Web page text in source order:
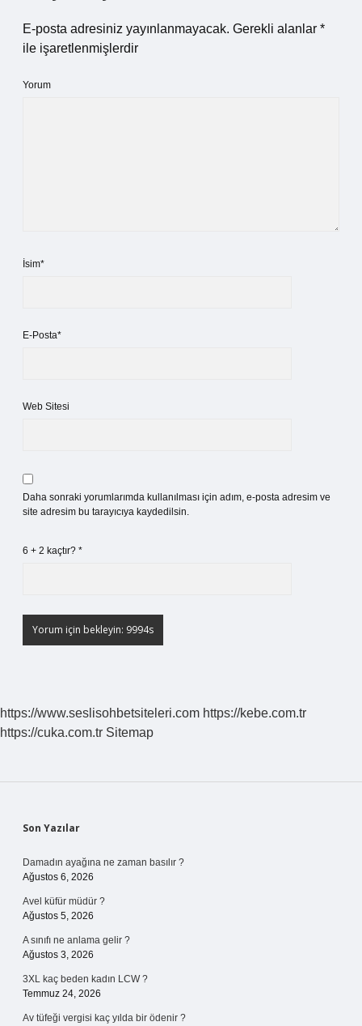
E-posta adresiniz yayınlanmayacak. Gerekli alanlar *
ile işaretlenmişlerdir
Yorum
İsim*
E-Posta*
Web Sitesi
Daha sonraki yorumlarımda kullanılması için adım, e-posta adresim ve
site adresim bu tarayıcıya kaydedilsin.
6 + 2 kaçtır? *
https://www.seslisohbetsiteleri.com https://kebe.com.tr
https://cuka.com.tr Sitemap
Sidebar
Son Yazılar
Damadın ayağına ne zaman basılır ?
Ağustos 6, 2026
Avel küfür müdür ?
Ağustos 5, 2026
A sınıfı ne anlama gelir ?
Ağustos 3, 2026
3XL kaç beden kadın LCW ?
Temmuz 24, 2026
Av tüfeği vergisi kaç yılda bir ödenir ?